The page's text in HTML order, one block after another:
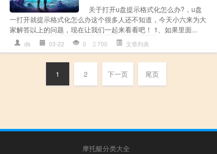
关于打开u盘提示格式化怎么办?，u盘
一打开就提示格式化怎么办这个很多人还不知道，今天小六来为大
家解答以上的问题，现在让我们一起来看看吧！ 1、如果里面...
dk 03-22 0 700 文章列表
1 2 下一页 尾页
摩托艇分类大全